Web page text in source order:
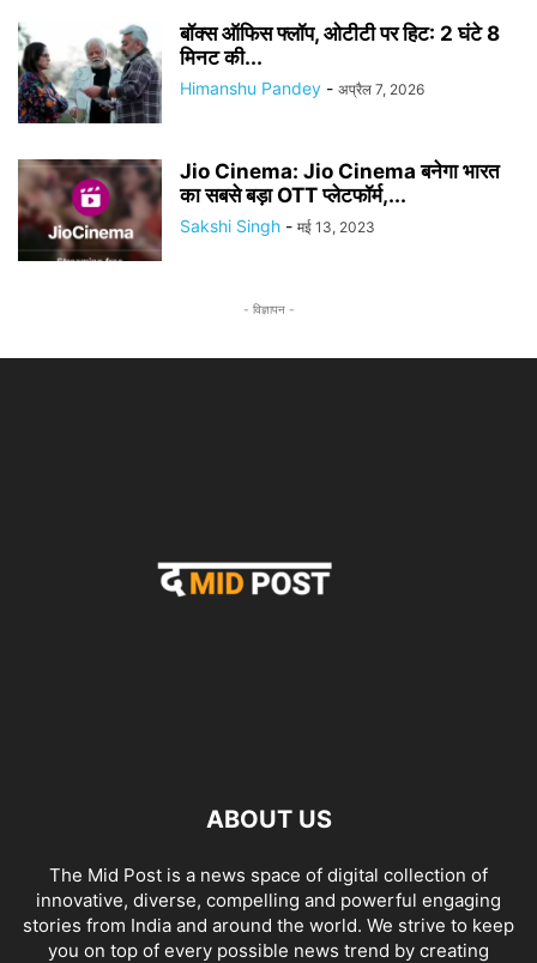
बॉक्स ऑफिस फ्लॉप, ओटीटी पर हिट: 2 घंटे 8
मिनट की...
Himanshu Pandey - अप्रैल 7, 2026
Jio Cinema: Jio Cinema बनेगा भारत
का सबसे बड़ा OTT प्लेटफॉर्म,...
Sakshi Singh - मई 13, 2023
- विज्ञापन -
ABOUT US
The Mid Post is a news space of digital collection of
innovative, diverse, compelling and powerful engaging
stories from India and around the world. We strive to keep
you on top of every possible news trend by creating